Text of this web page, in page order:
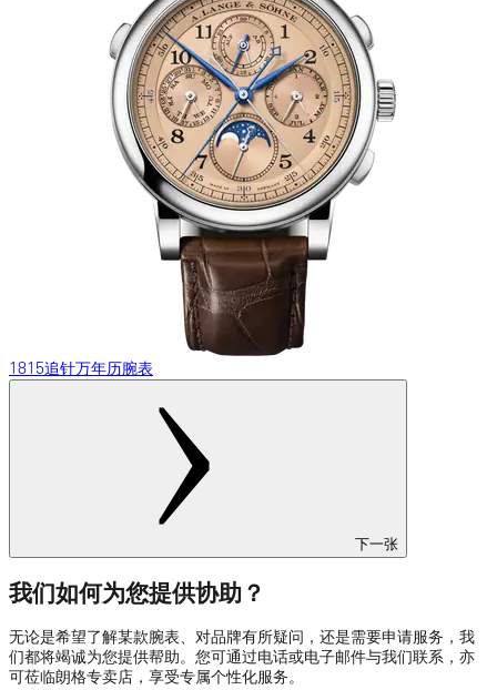
1815追针万年历腕表
下一张
我们如何为您提供协助？
无论是希望了解某款腕表、对品牌有所疑问，还是需要申请服务，我
们都将竭诚为您提供帮助。您可通过电话或电子邮件与我们联系，亦
可莅临朗格专卖店，享受专属个性化服务。